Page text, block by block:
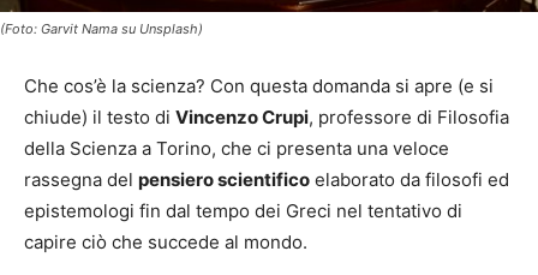
(Foto: Garvit Nama su Unsplash)
Che cos’è la scienza? Con questa domanda si apre (e si
chiude) il testo di Vincenzo Crupi, professore di Filosofia
della Scienza a Torino, che ci presenta una veloce
rassegna del pensiero scientifico elaborato da filosofi ed
epistemologi fin dal tempo dei Greci nel tentativo di
capire ciò che succede al mondo.